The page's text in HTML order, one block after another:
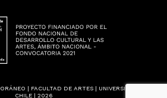
| FACULTAD DE ARTES | UNIVERSIDAD DE
CHILE | 2026